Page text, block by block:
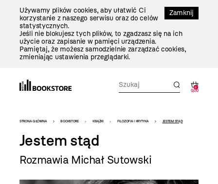
Zamknij
Używamy plików cookies, aby ułatwić Ci
korzystanie z naszego serwisu oraz do celów
statystycznych.
Jeśli nie blokujesz tych plików, to zgadzasz się na ich
użycie oraz zapisanie w pamięci urządzenia.
Pamiętaj, że możesz samodzielnie zarządzać cookies,
zmieniając ustawienia przeglądarki.
0
0,00
Bookstore
-
szablon
szczegóły
STRONA GŁÓWNA BOOKSTORE KSIĄŻKI FILOZOFIA I KRYTYKA JESTEM STĄD
Jestem stąd
Rozmawia Michał Sutowski